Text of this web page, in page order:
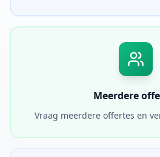
Meerdere
Vraag meerdere offertes en